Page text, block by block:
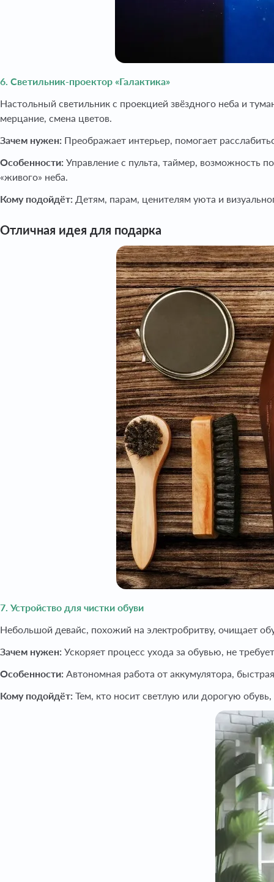
6. Светильник-проектор «Галактика»
Настольный светильник с проекцией звёздного неба и
мерцание, смена цветов.
Зачем нужен: Преображает интерьер, помогает
Особенности: Управление с пульта, таймер, возможность
«живого» неба.
Кому подойдёт: Детям, парам, ценителям уюта и
Отличная идея для подарка
7. Устройство для чистки обуви
Небольшой девайс, похожий на электробритву, очищает
Зачем нужен: Ускоряет процесс ухода за обувью, не
Особенности: Автономная работа от аккумулятора,
Кому подойдёт: Тем, кто носит светлую или дорогую